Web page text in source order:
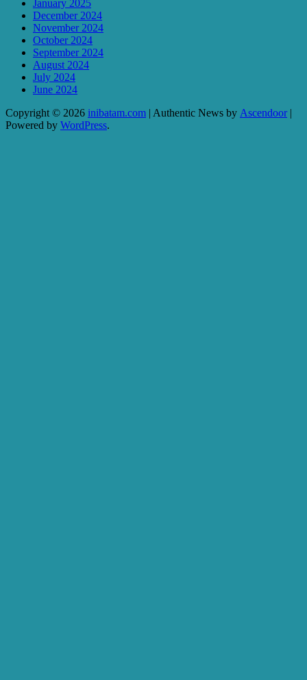
January 2025
December 2024
November 2024
October 2024
September 2024
August 2024
July 2024
June 2024
Copyright © 2026 inibatam.com | Authentic News by Ascendoor|
Powered by WordPress.